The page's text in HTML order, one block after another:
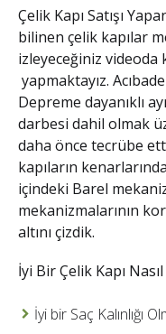
Çelik Kapı Satışı
bilinen çelik kapılar
izleyeceğiniz videoda
yapmaktayız.
Depreme dayanıklı
darbesi dahil olmak
daha önce tecrübe
kapıların
içindeki Barel
mekanizmalarının
altını çizdik.
İyi Bir Çelik Kapı Nasıl
İyi bir Saç Kalınlığı